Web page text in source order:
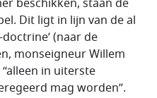
beschikken, staan de
Dit ligt in lijn van de al
(naar de
monseigneur Willem
in uiterste
mag worden”.